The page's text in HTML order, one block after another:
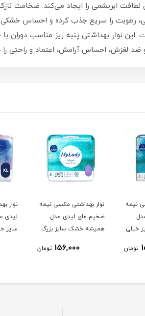
ابریشمی را ایجاد می‌کند. ضخامت
رطوبت را سریع جذب کرده و احساس خشکی
این نوار بهداشتی پنبه‌ ریز مناسب دوران
لغزش، احساس آرامش، اعتماد و راحتی
نوار بهداشتی مکسی نیمه
ضخیم مای لیدی مدل
همیشه خشک سایز بزرگ
156,000 تومان
نوار بهداشتی
لیدی مدل